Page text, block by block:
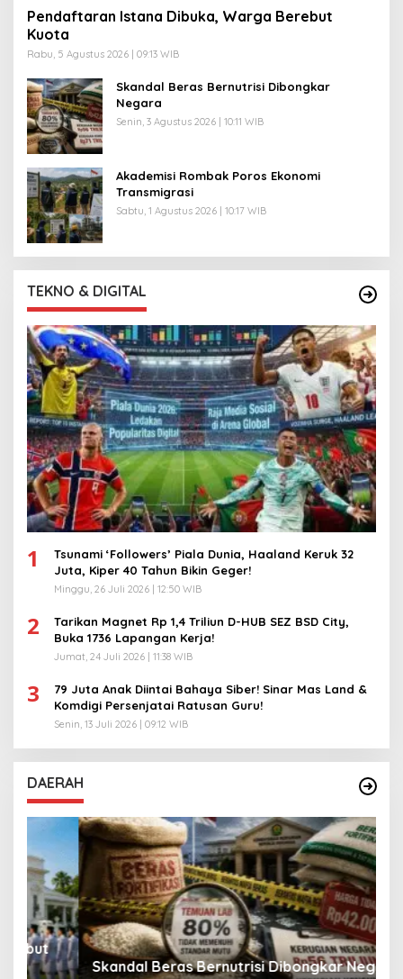
Pendaftaran Istana Dibuka, Warga Berebut
Kuota
Rabu, 5 Agustus 2026 | 09:13 WIB
Skandal Beras Bernutrisi Dibongkar
Negara
Senin, 3 Agustus 2026 | 10:11 WIB
Akademisi Rombak Poros Ekonomi
Transmigrasi
Sabtu, 1 Agustus 2026 | 10:17 WIB
TEKNO & DIGITAL
1
Tsunami ‘Followers’ Piala Dunia, Haaland Keruk 32
Juta, Kiper 40 Tahun Bikin Geger!
Minggu, 26 Juli 2026 | 12:50 WIB
2
Tarikan Magnet Rp 1,4 Triliun D-HUB SEZ BSD City,
Buka 1736 Lapangan Kerja!
Jumat, 24 Juli 2026 | 11:38 WIB
3
79 Juta Anak Diintai Bahaya Siber! Sinar Mas Land &
Komdigi Persenjatai Ratusan Guru!
Senin, 13 Juli 2026 | 09:12 WIB
DAERAH
Skandal Beras Bernutrisi Dibongkar Negara